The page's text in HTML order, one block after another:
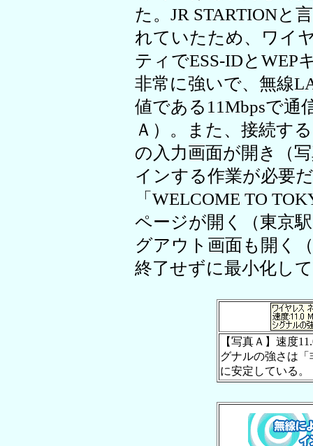
た。JR STARTIONと
れていたため、ワイ
ティでESS-IDとWEP
非常に強いで、無線
値である11Mbpsで通
Ａ）。また、接続す
の入力画面が開き（
インする作業が必要
「WELCOME TO
ページが開く（東京
グアウト画面も開く
終了せずに最小化し
【写真Ａ】速度
グナルの強さは
に安定している。